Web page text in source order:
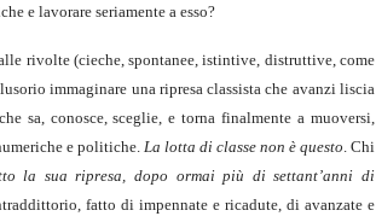
e lavorare seriamente a esso?
rivolte (cieche, spontanee, istintive, distruttive, come
immaginare una ripresa classista che avanzi liscia
sa, conosce, sceglie, e torna finalmente a muoversi,
e politiche. La lotta di classe non è questo . Chi
la sua ripresa, dopo ormai più di settant’anni di
fatto di impennate e ricadute, di avanzate e